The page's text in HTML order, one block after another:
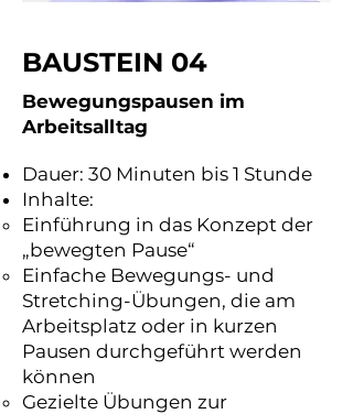
BAUSTEIN 04
Bewegungspausen im
Arbeitsalltag
Dauer: 30 Minuten bis 1 Stunde
Inhalte:
Einführung in das Konzept der
„bewegten Pause“
Einfache Bewegungs- und
Stretching-Übungen, die am
Arbeitsplatz oder in kurzen
Pausen durchgeführt werden
können
Gezielte Übungen zur